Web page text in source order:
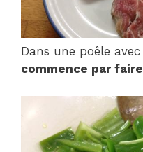
Dans une poêle
commence par